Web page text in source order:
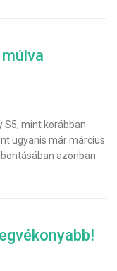
S5, mint korábban
ugyanis már március
azonban